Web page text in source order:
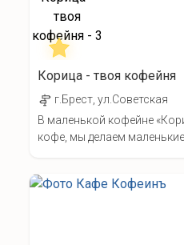
Корица - твоя кофейня
г.Брест, ул.Советская
В маленькой кофейне
кофе, мы делаем маленькие